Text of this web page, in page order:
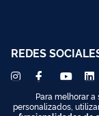
REDES
Para melhorar
personalizados,